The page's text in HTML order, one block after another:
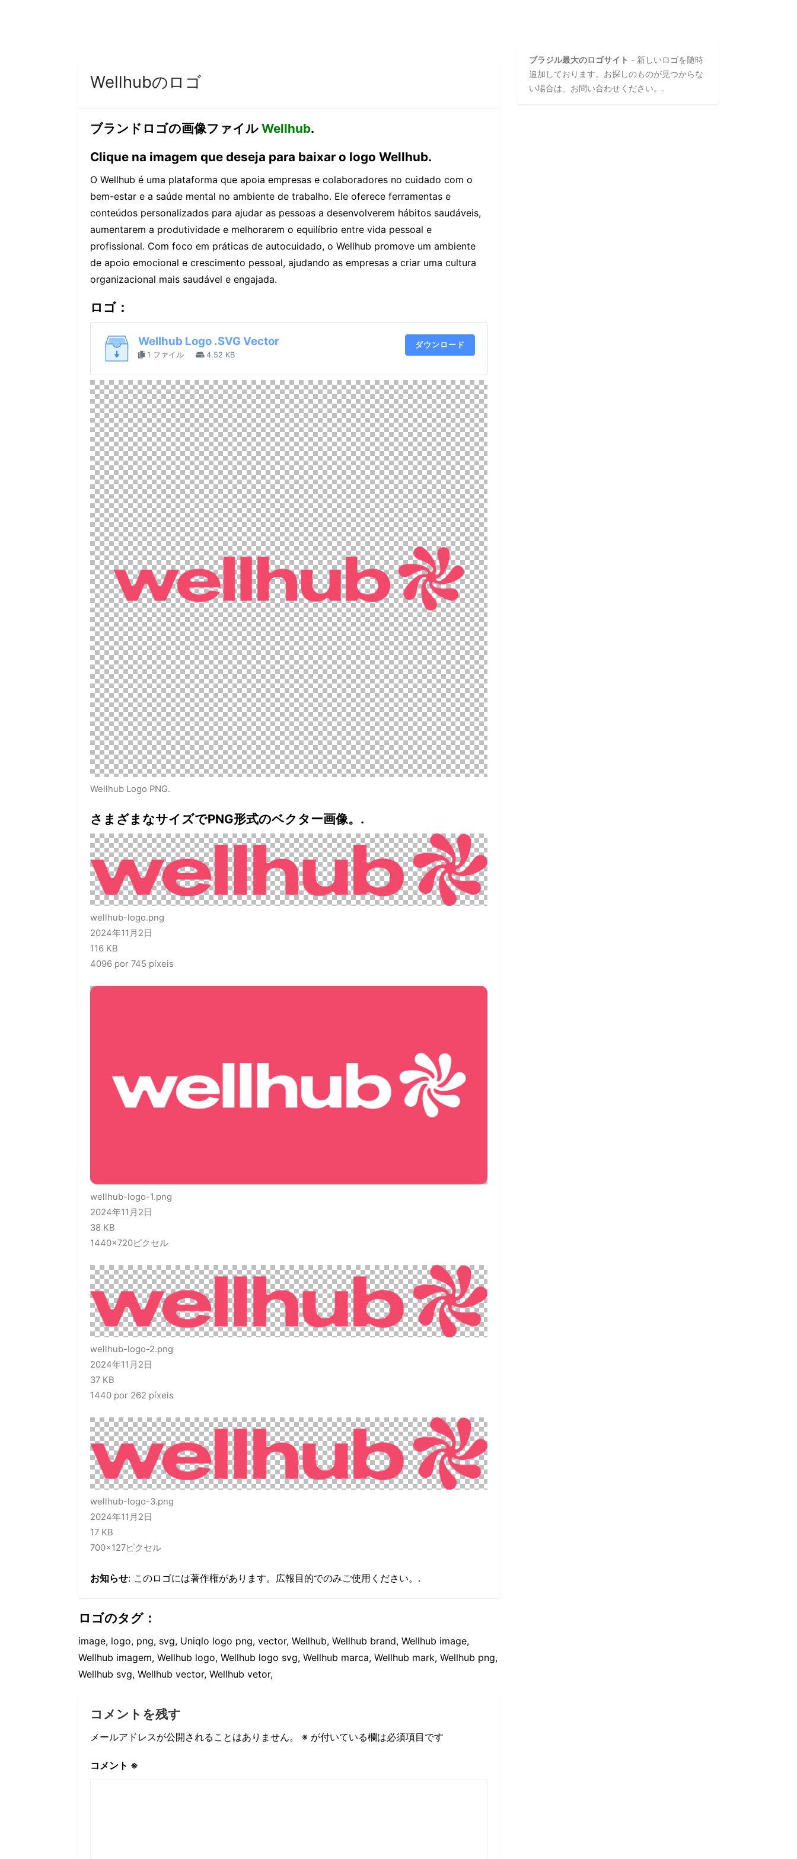
Wellhubのロゴ
ブランドロゴの画像ファイル Wellhub.
Clique na imagem que deseja para baixar o logo Wellhub.
O Wellhub é uma plataforma que apoia empresas e colaboradores no cuidado com o
bem-estar e a saúde mental no ambiente de trabalho. Ele oferece ferramentas e
conteúdos personalizados para ajudar as pessoas a desenvolverem hábitos saudáveis,
aumentarem a produtividade e melhorarem o equilíbrio entre vida pessoal e
profissional. Com foco em práticas de autocuidado, o Wellhub promove um ambiente
de apoio emocional e crescimento pessoal, ajudando as empresas a criar uma cultura
organizacional mais saudável e engajada.
ロゴ：
Wellhub Logo .SVG Vector
1 ファイル 4.52 KB
ダウンロード
Wellhub Logo PNG.
さまざまなサイズでPNG形式のベクター画像。.
wellhub-logo.png
2024年11月2日
116 KB
4096 por 745 píxeis
wellhub-logo-1.png
2024年11月2日
38 KB
1440×720ピクセル
wellhub-logo-2.png
2024年11月2日
37 KB
1440 por 262 píxeis
wellhub-logo-3.png
2024年11月2日
17 KB
700×127ピクセル
お知らせ: このロゴには著作権があります。広報目的でのみご使用ください。.
ロゴのタグ：
image, logo, png, svg, Uniqlo logo png, vector, Wellhub, Wellhub brand, Wellhub image,
Wellhub imagem, Wellhub logo, Wellhub logo svg, Wellhub marca, Wellhub mark, Wellhub png,
Wellhub svg, Wellhub vector, Wellhub vetor,
コメントを残す
メールアドレスが公開されることはありません。 ※ が付いている欄は必須項目です
コメント ※
ブラジル最大のロゴサイト - 新しいロゴを随時
追加しております。お探しのものが見つからな
い場合は、お問い合わせください。.